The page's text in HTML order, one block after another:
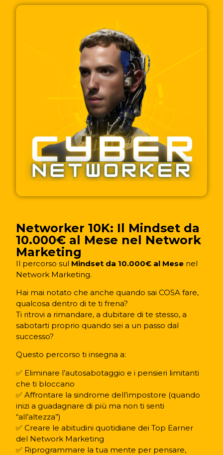
Networker 10K: Il Mindset da
10.000€ al Mese nel Network
Marketing
Il percorso sul Mindset da 10.000€ al Mese nel
Network Marketing.
Hai mai notato che anche quando sai COSA fare,
qualcosa dentro di te ti frena?
Ti ritrovi a rimandare, a dubitare di te stesso, a
sabotarti proprio quando sei a un passo dal
successo?
Questo percorso ti insegna a:
✅ Eliminare l’autosabotaggio e i pensieri limitanti
che ti bloccano
✅ Affrontare la sindrome dell’impostore (quando
inizi a guadagnare di più ma non ti senti
“all’altezza”)
✅ Creare le abitudini quotidiane dei Top Earner
del Network Marketing
✅ Riprogrammare la tua mente per pensare,